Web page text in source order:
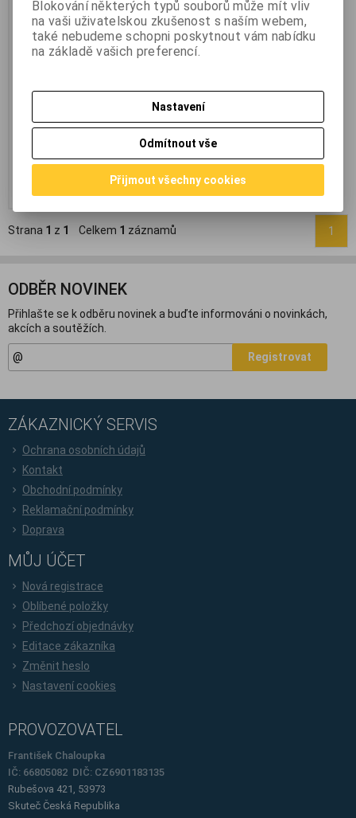
který po nasazení znemožní
otáčet volantem. Celokovová,
robustní konstrukce je potažena
měkkým plastem a je zakončena
uzamykatelnými čelistmi s
viditelnost v uzamčeném vozidle.
356,20 Kč(15,093 EUR)
(Vaše cena
bez DPH:)
Přidat do košíku
Strana 1 z 1 Celkem 1 záznamů 1
ODBĚR NOVINEK
Přihlašte se k odběru novinek a buďte informováni o novinkách,
akcích a soutěžích.
Registrovat
ZÁKAZNICKÝ SERVIS
Ochrana osobních údajů
Kontakt
Obchodní podmínky
Reklamační podmínky
Doprava
MŮJ ÚČET
Nová registrace
Oblíbené položky
Předchozí objednávky
Editace zákazníka
Změnit heslo
Nastavení cookies
PROVOZOVATEL
František Chaloupka
IČ: 66805082 DIČ: CZ6901183135
Rubešova 421, 53973
Skuteč Česká Republika
Blokování některých typů souborů může mít vliv
na vaši uživatelskou zkušenost s naším webem,
také nebudeme schopni poskytnout vám nabídku
na základě vašich preferencí.
Nastavení
Odmítnout vše
Přijmout všechny cookies